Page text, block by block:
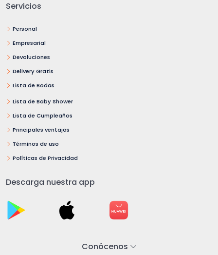
Servicios
Personal
Empresarial
Devoluciones
Delivery Gratis
Lista de Bodas
Lista de Baby Shower
Lista de Cumpleaños
Principales ventajas
Términos de uso
Políticas de Privacidad
Descarga nuestra app
Conócenos